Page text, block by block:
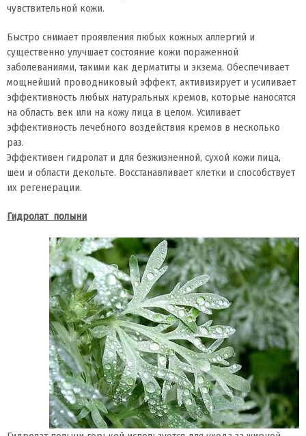
чувствительной кожи.
Быстро снимает проявления любых кожных аллергий и
существенно улучшает состояние кожи пораженной
заболеваниями, такими как дерматиты и экзема. Обеспечивает
мощнейший проводниковый эффект, активизирует и усиливает
эффективность любых натуральных кремов, которые наносятся
на область век или на кожу лица в целом. Усиливает
эффективность лечебного воздействия кремов в несколько
раз.
Эффективен гидролат и для безжизненной, сухой кожи лица,
шеи и области декольте. Восстанавливает клетки и способствует
их регенерации.
Гидролат полыни